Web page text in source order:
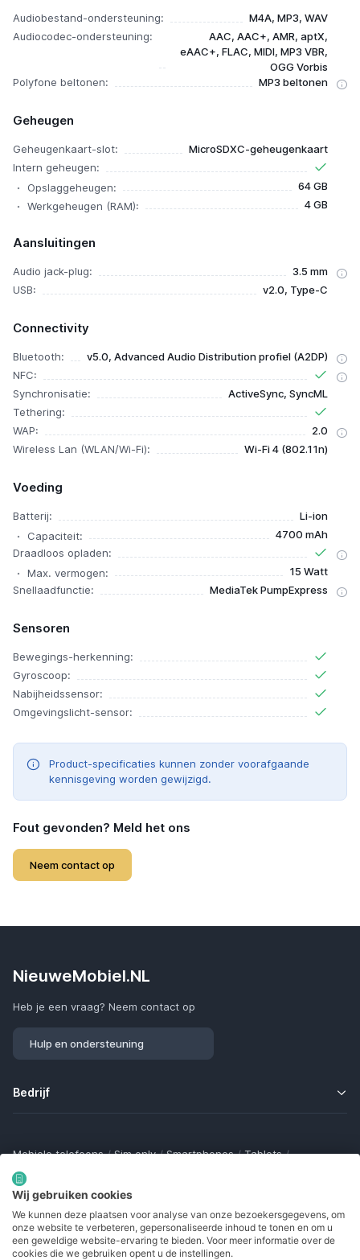
Audiobestand-ondersteuning:
M4A, MP3, WAV
Audiocodec-ondersteuning:
AAC, AAC+, AMR, aptX,
eAAC+, FLAC, MIDI, MP3 VBR,
OGG Vorbis
Polyfone beltonen:
MP3 beltonen
Geheugen
Geheugenkaart-slot:
MicroSDXC-geheugenkaart
Intern geheugen:
Opslaggeheugen:
64 GB
Werkgeheugen (RAM):
4 GB
Aansluitingen
Audio jack-plug:
3.5 mm
USB:
v2.0, Type-C
Connectivity
Bluetooth:
v5.0, Advanced Audio Distribution profiel (A2DP)
NFC:
Synchronisatie:
ActiveSync, SyncML
Tethering:
WAP:
2.0
Wireless Lan (WLAN/Wi-Fi):
Wi-Fi 4 (802.11n)
Voeding
Batterij:
Li-ion
Capaciteit:
4700 mAh
Draadloos opladen:
Max. vermogen:
15 Watt
Snellaadfunctie:
MediaTek PumpExpress
Sensoren
Bewegings-herkenning:
Gyroscoop:
Nabijheidssensor:
Omgevingslicht-sensor:
Product-specificaties kunnen zonder voorafgaande
kennisgeving worden gewijzigd.
Fout gevonden? Meld het ons
Neem contact op
NieuweMobiel.NL
Heb je een vraag? Neem contact op
Hulp en ondersteuning
Bedrijf
Mobiele telefoons / Sim only / Smartphones / Tablets /
Smartwatches
Bluetooth trackers / Opladers
Samsung Galaxy
Gamingtelefoons / Foldables / Robuuste telefoons /
Seniorentelefoons / Waterdichte telefoons / Refurbished
Wij gebruiken cookies
We kunnen deze plaatsen voor analyse van onze bezoekersgegevens, om
onze website te verbeteren, gepersonaliseerde inhoud te tonen en om u
een geweldige website-ervaring te bieden. Voor meer informatie over de
cookies die we gebruiken opent u de instellingen.